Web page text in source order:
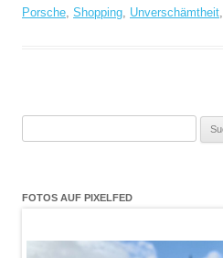
Porsche, Shopping, Unverschämtheit,
FOTOS AUF PIXELFED